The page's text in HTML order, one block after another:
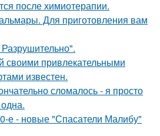
после химиотерапии.
Для приготовления вам
своими привлекательными
известен.
сломалось - я просто
е - новые "Спасатели Малибу"